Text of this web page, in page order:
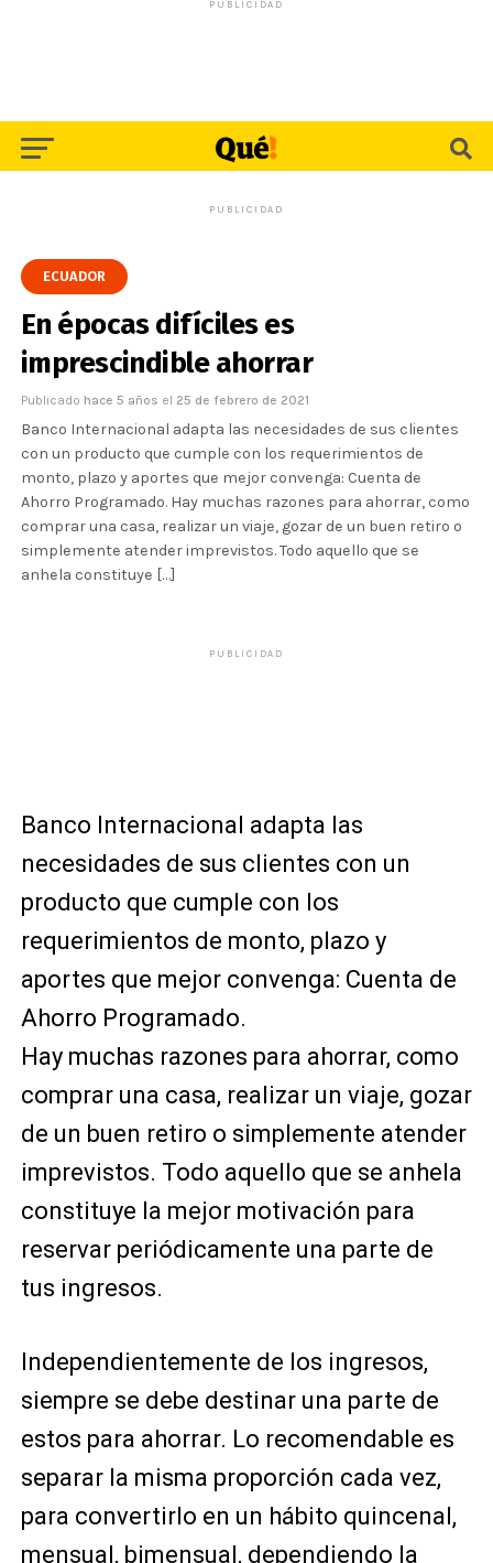
PUBLICIDAD
PUBLICIDAD
ECUADOR
En épocas difíciles es
imprescindible ahorrar
Publicado hace 5 años el 25 de febrero de 2021
Banco Internacional adapta las necesidades de sus clientes
con un producto que cumple con los requerimientos de
monto, plazo y aportes que mejor convenga: Cuenta de
Ahorro Programado. Hay muchas razones para ahorrar, como
comprar una casa, realizar un viaje, gozar de un buen retiro o
simplemente atender imprevistos. Todo aquello que se
anhela constituye […]
PUBLICIDAD
Banco Internacional adapta las
necesidades de sus clientes con un
producto que cumple con los
requerimientos de monto, plazo y
aportes que mejor convenga: Cuenta de
Ahorro Programado.
Hay muchas razones para ahorrar, como
comprar una casa, realizar un viaje, gozar
de un buen retiro o simplemente atender
imprevistos. Todo aquello que se anhela
constituye la mejor motivación para
reservar periódicamente una parte de
tus ingresos.
Independientemente de los ingresos,
siempre se debe destinar una parte de
estos para ahorrar. Lo recomendable es
separar la misma proporción cada vez,
para convertirlo en un hábito quincenal,
mensual, bimensual, dependiendo la